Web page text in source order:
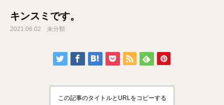
キンスミです。
2021.06.02 未分類
この記事のタイトルとURLをコピーする